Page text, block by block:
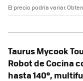
El precio podría variar.
Taurus Mycook
Robot de Cocina
hasta 140º,